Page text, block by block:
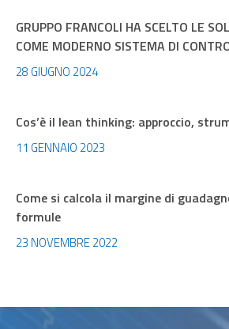
GRUPPO FRANCOLI HA SCELTO LE
COME MODERNO SISTEMA DI
28 GIUGNO 2024
Cos’è il lean thinking: approccio,
11 GENNAIO 2023
Come si calcola il margine di
formule
23 NOVEMBRE 2022